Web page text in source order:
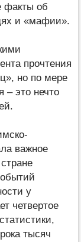
факты об
и «мафии».
прочтения
но по мере
– это нечто
важное
у
четвертое
тысяч